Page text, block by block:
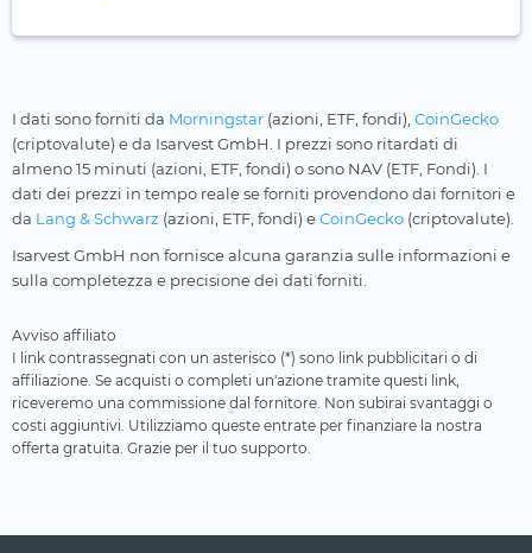
I dati sono forniti da Morningstar (azioni, ETF, fondi), CoinGecko
(criptovalute) e da Isarvest GmbH. I prezzi sono ritardati di
almeno 15 minuti (azioni, ETF, fondi) o sono NAV (ETF, Fondi). I
dati dei prezzi in tempo reale se forniti provendono dai fornitori e
da Lang & Schwarz (azioni, ETF, fondi) eCoinGecko (criptovalute).
Isarvest GmbH non fornisce alcuna garanzia sulle informazioni e
sulla completezza e precisione dei dati forniti.
Avviso affiliato
I link contrassegnati con un asterisco (*) sono link pubblicitari o di
affiliazione. Se acquisti o completi un'azione tramite questi link,
riceveremo una commissione dal fornitore. Non subirai svantaggi o
costi aggiuntivi. Utilizziamo queste entrate per finanziare la nostra
offerta gratuita. Grazie per il tuo supporto.